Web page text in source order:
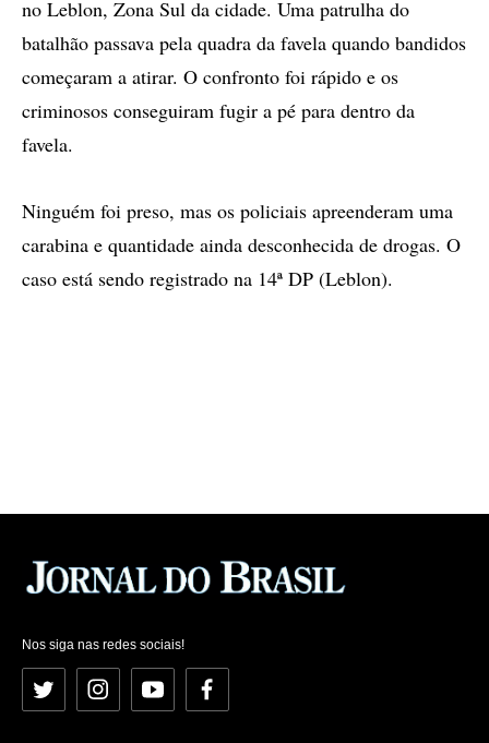
no Leblon, Zona Sul da cidade. Uma patrulha do
batalhão passava pela quadra da favela quando bandidos
começaram a atirar. O confronto foi rápido e os
criminosos conseguiram fugir a pé para dentro da
favela.
Ninguém foi preso, mas os policiais apreenderam uma
carabina e quantidade ainda desconhecida de drogas. O
caso está sendo registrado na 14ª DP (Leblon).
Nos siga nas redes sociais!
Twitter InstagramYouTubeFacebook